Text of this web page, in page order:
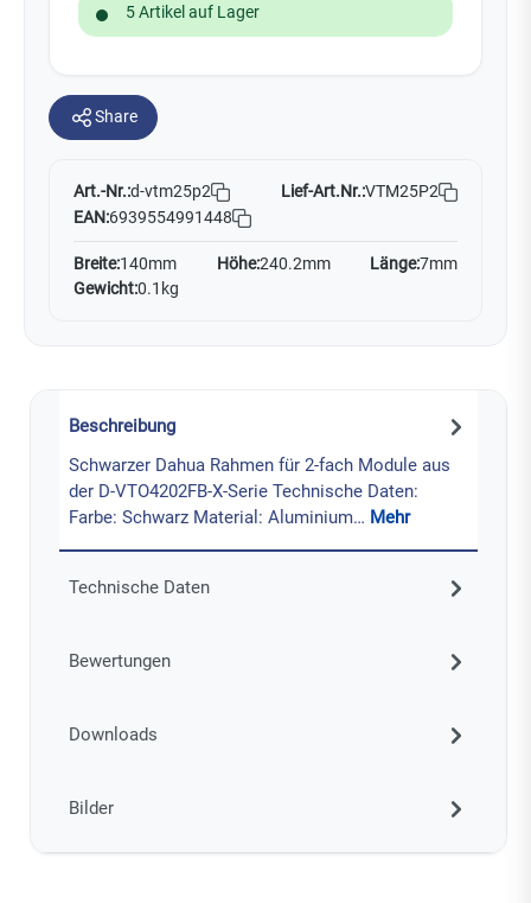
5 Artikel auf Lager
Share
Art.-Nr.:d-vtm25p2 Lief-Art.Nr.:VTM25P2
EAN:6939554991448
Breite:140mm Höhe:240.2mm Länge:7mm
Gewicht:0.1kg
Beschreibung
Schwarzer Dahua Rahmen für 2-fach Module aus
der D-VTO4202FB-X-Serie Technische Daten:
Farbe: Schwarz Material: Aluminium… Mehr
Technische Daten
Bewertungen
Downloads
Bilder